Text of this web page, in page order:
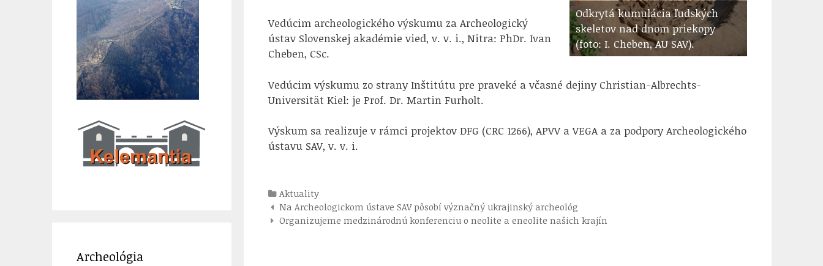
Odkrytá kumulácia ľudských
skeletov nad dnom priekopy
(foto: I. Cheben, AU SAV).
Vedúcim archeologického výskumu za Archeologický
ústav Slovenskej akadémie vied, v. v. i., Nitra: PhDr. Ivan
Cheben, CSc.
Vedúcim výskumu zo strany Inštitútu pre praveké a včasné dejiny Christian-Albrechts-
Universität Kiel: je Prof. Dr. Martin Furholt.
Výskum sa realizuje v rámci projektov DFG (CRC 1266), APVV a VEGA a za podpory Archeologického
ústavu SAV, v. v. i.
Kategórie
Aktuality
Navigácia
pre
Na Archeologickom ústave SAV pôsobí význačný ukrajinský archeológ
Organizujeme medzinárodnú konferenciu o neolite a eneolite našich krajín
Archeológia